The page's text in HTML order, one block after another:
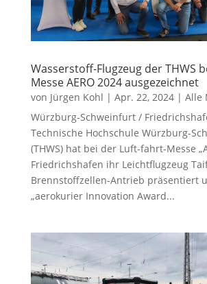
Wasserstoff-Flugzeug der THWS
Messe AERO 2024 ausgezeichnet
von Jürgen Kohl | Apr. 22, 2024| Alle
Würzburg-Schweinfurt /
Technische Hochschule Würzburg-
(THWS) hat bei der Luft-fahrt-Messe
Friedrichshafen ihr Leichtflugzeug
Brennstoffzellen-Antrieb präsentiert
„aerokurier Innovation Award...